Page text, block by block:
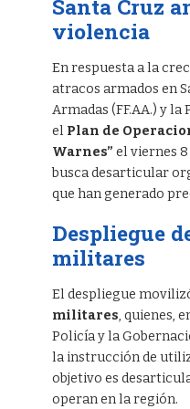
Santa Cruz
violencia
En respuesta a la
atracos armados en
Armadas (FF.AA.) y
el Plan de
Warnes” el viernes
busca desarticular
que han generado
Despliegue
militares
El despliegue
militares, quienes,
Policía y la
la instrucción de
objetivo es
operan en la región.